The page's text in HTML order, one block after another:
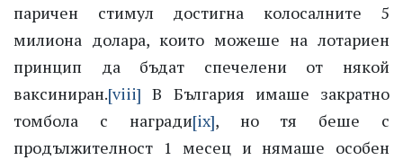
паричен стимул достигна колосалните 5
милиона долара, които можеше на лотариен
принцип да бъдат спечелени от някой
ваксиниран.[viii] В България имаше закратно
томбола с награди[ix], но тя беше с
продължителност 1 месец и нямаше особен